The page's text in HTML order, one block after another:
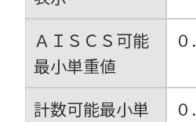
ＡＩＳＣＳ可能
最小単重値
計数可能最小単